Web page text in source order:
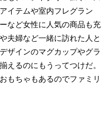
イテムや室内フレグラン
など女性に人気の商品も充
夫婦など一緒に訪れた人と
ザインのマグカップやグラ
えるのにもうってつけだ。
もちゃもあるのでファミリ